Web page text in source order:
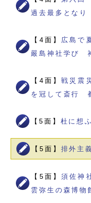
過去最多とな
【4面】 広島で
嚴島神社学び
【4面】戦災震
を冠して斎行
【5面】 杜に想ふ
【5面】 排外主
【5面】須佐神
雲弥生の森博物